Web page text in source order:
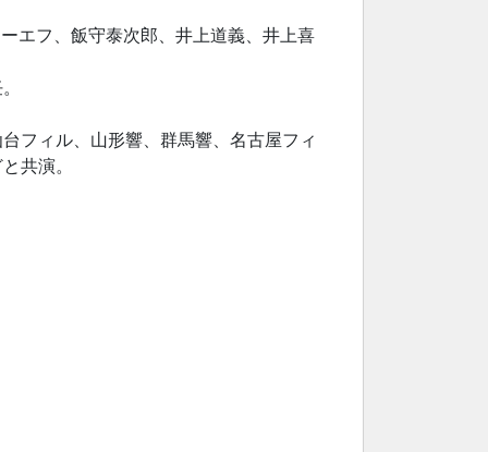
エフ、飯守泰次郎、井上道義、井上喜
フィル、山形響、群馬響、名古屋フィ
共演。